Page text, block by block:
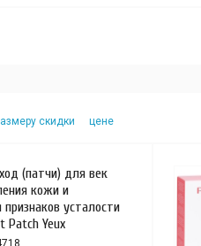
скидки цене
(патчи) для век
кожи и
признаков усталости
Patch Yeux